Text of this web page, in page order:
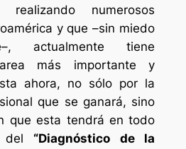
realizando numerosos
y que –sin miedo
actualmente tiene
más importante y
ahora, no sólo por la
que se ganará, sino
que esta tendrá en todo
del “Diagnóstico de la